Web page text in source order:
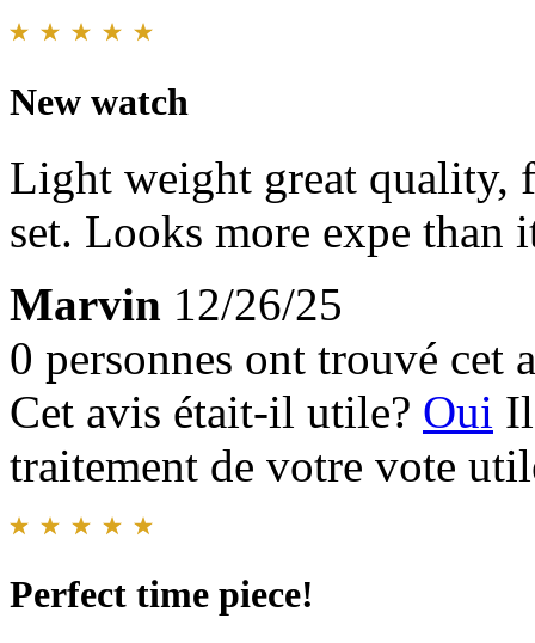
New watch
Light weight great quality,
set. Looks more expe than
Marvin 12/26/25
0 personnes ont trouvé cet
Cet avis était-il utile? Oui
traitement de votre vote
Perfect time piece!